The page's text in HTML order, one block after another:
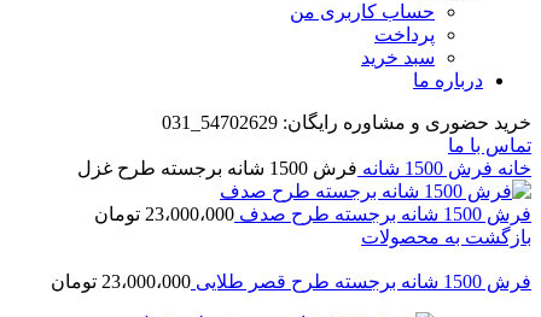
حساب کاربری من
پرداخت
سبد خرید
درباره ما
خرید حضوری و مشاوره رایگان: 54702629_031
تماس با ما
خانه فرش 1500 شانه فرش 1500 شانه برجسته طرح غزل
فرش 1500 شانه برجسته طرح صدف 23،000،000 تومان
بازگشت به محصولات
فرش 1500 شانه برجسته طرح قصر طلایی 23،000،000 تومان